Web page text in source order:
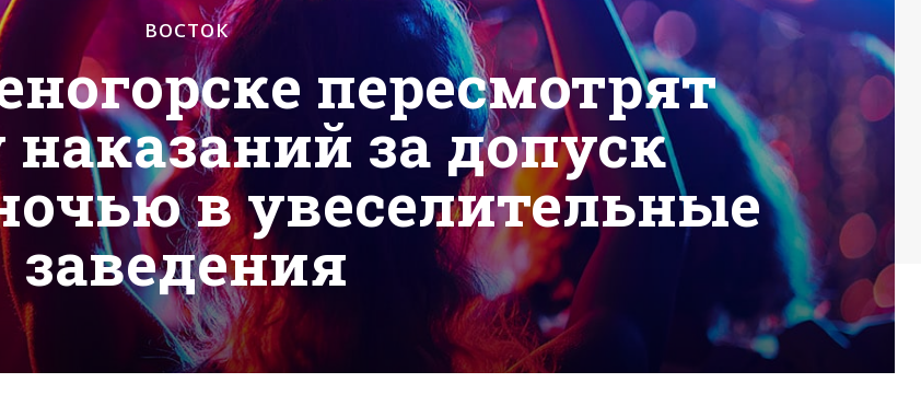
ВОСТОК
пересмотрят
за допуск
в увеселительные
заведения